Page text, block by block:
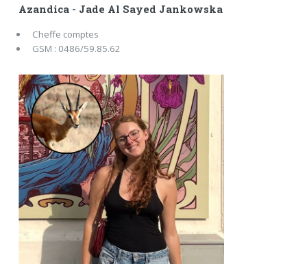
Azandica - Jade Al Sayed Jankowska
Cheffe comptes
GSM : 0486/59.85.62